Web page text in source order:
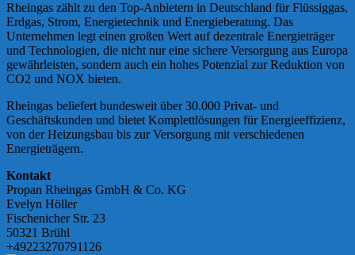
Rheingas zählt zu den Top-Anbietern in Deutschland für Flüssiggas,
Erdgas, Strom, Energietechnik und Energieberatung. Das
Unternehmen legt einen großen Wert auf dezentrale Energieträger
und Technologien, die nicht nur eine sichere Versorgung aus Europa
gewährleisten, sondern auch ein hohes Potenzial zur Reduktion von
CO2 und NOX bieten.
Rheingas beliefert bundesweit über 30.000 Privat- und
Geschäftskunden und bietet Komplettlösungen für Energieeffizienz,
von der Heizungsbau bis zur Versorgung mit verschiedenen
Energieträgern.
Kontakt
Propan Rheingas GmbH & Co. KG
Evelyn Höller
Fischenicher Str. 23
50321 Brühl
+49223270791126